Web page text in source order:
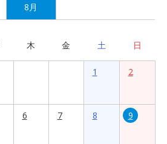
8月
木 金 土 日
1 2
6 7 8 9